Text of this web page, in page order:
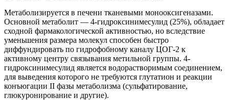
Метаболизируется в печени тканевыми монооксигеназами.
Основной метаболит — 4-гидроксинимесулид (25%), обладает
сходной фармакологической активностью, но вследствие
уменьшения размера молекул способен быстро
диффундировать по гидрофобному каналу ЦОГ-2 к
активному центру связывания метильной группы. 4-
гидроксинимесулид является водорастворимым соединением,
для выведения которого не требуются глутатион и реакции
конъюгации II фазы метаболизма (сульфатирование,
глюкуронирование и другие).